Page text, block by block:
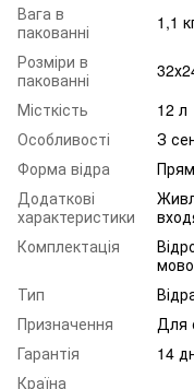
Вага в
пакованні
1,1
Розміри в
пакованні
Місткість
12 л
Особливості
З
Форма відра
Додаткові
характеристики
Комплектація
Тип
Призначення
Для
Гарантія
14
Країна